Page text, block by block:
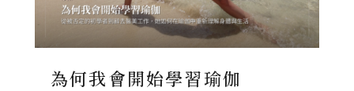
為何我會開始學習瑜伽